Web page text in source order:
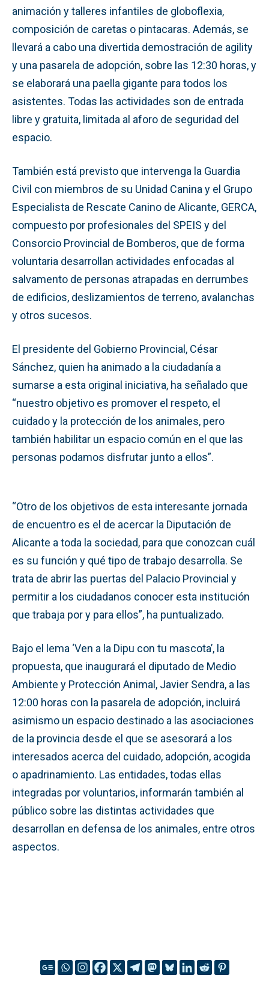
animación y talleres infantiles de globoflexia,
composición de caretas o pintacaras. Además, se
llevará a cabo una divertida demostración de agility
y una pasarela de adopción, sobre las 12:30 horas, y
se elaborará una paella gigante para todos los
asistentes. Todas las actividades son de entrada
libre y gratuita, limitada al aforo de seguridad del
espacio.
También está previsto que intervenga la Guardia
Civil con miembros de su Unidad Canina y el Grupo
Especialista de Rescate Canino de Alicante, GERCA,
compuesto por profesionales del SPEIS y del
Consorcio Provincial de Bomberos, que de forma
voluntaria desarrollan actividades enfocadas al
salvamento de personas atrapadas en derrumbes
de edificios, deslizamientos de terreno, avalanchas
y otros sucesos.
El presidente del Gobierno Provincial, César
Sánchez, quien ha animado a la ciudadanía a
sumarse a esta original iniciativa, ha señalado que
“nuestro objetivo es promover el respeto, el
cuidado y la protección de los animales, pero
también habilitar un espacio común en el que las
personas podamos disfrutar junto a ellos”.
“Otro de los objetivos de esta interesante jornada
de encuentro es el de acercar la Diputación de
Alicante a toda la sociedad, para que conozcan cuál
es su función y qué tipo de trabajo desarrolla. Se
trata de abrir las puertas del Palacio Provincial y
permitir a los ciudadanos conocer esta institución
que trabaja por y para ellos”, ha puntualizado.
Bajo el lema ‘Ven a la Dipu con tu mascota’, la
propuesta, que inaugurará el diputado de Medio
Ambiente y Protección Animal, Javier Sendra, a las
12:00 horas con la pasarela de adopción, incluirá
asimismo un espacio destinado a las asociaciones
de la provincia desde el que se asesorará a los
interesados acerca del cuidado, adopción, acogida
o apadrinamiento. Las entidades, todas ellas
integradas por voluntarios, informarán también al
público sobre las distintas actividades que
desarrollan en defensa de los animales, entre otros
aspectos.